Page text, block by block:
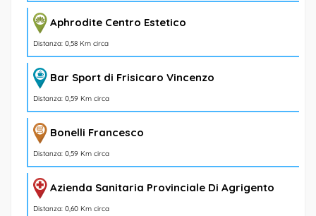
Aphrodite Centro Estetico
Distanza: 0,58 Km circa
Bar Sport di Frisicaro Vincenzo
Distanza: 0,59 Km circa
Bonelli Francesco
Distanza: 0,59 Km circa
Azienda Sanitaria Provinciale Di Agrigento
Distanza: 0,60 Km circa